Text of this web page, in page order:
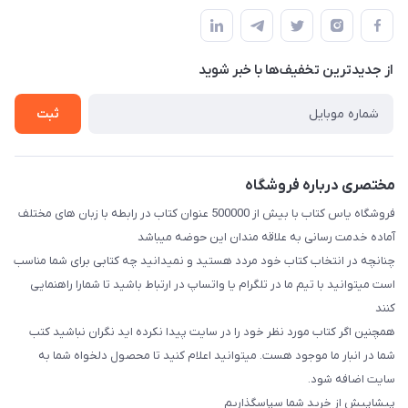
طبقه بالای دنیای لبنیات (مراجعه حضوری فقط در صورت هماهنگی
قبلی با شماره ۰۹۳۷۱۷۴۲۴۲۳ امکان پذیر است)
لیست محصولات
درباره ما
قوانین و مقررات
حریم خصوصی
راهنما
از جدید‌ترین تخفیف‌ها با‌ خبر شوید
ثبت
مختصری درباره فروشگاه
فروشگاه یاس کتاب با بیش از 500000 عنوان کتاب در رابطه با زبان های مختلف
آماده خدمت رسانی به علاقه مندان این حوضه میباشد
چنانچه در انتخاب کتاب خود مردد هستید و نمیدانید چه کتابی برای شما مناسب
است میتوانید با تیم ما در تلگرام یا واتساپ در ارتباط باشید تا شما‌را راهنمایی
کنند
همچنین اگر کتاب مورد نظر خود را در سایت پیدا نکرده اید نگران نباشید کتب
شما در انبار ما موجود هست. میتوانید اعلام کنید تا محصول دلخواه شما به
سایت اضافه شود.
پیشاپیش از خرید شما سپاسگذاریم